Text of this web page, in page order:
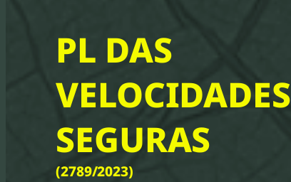
PL DAS
VELOCIDADES
SEGURAS
(2789/2023)